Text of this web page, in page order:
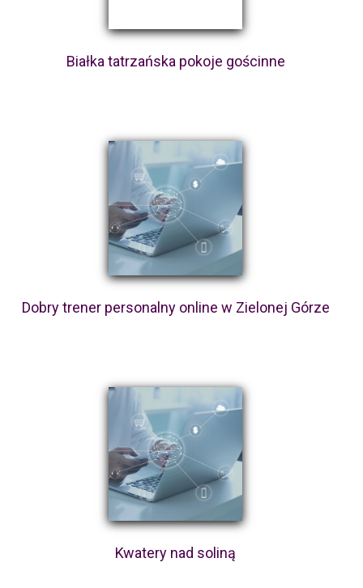
Białka tatrzańska pokoje gościnne
Dobry trener personalny online w Zielonej Górze
Kwatery nad soliną